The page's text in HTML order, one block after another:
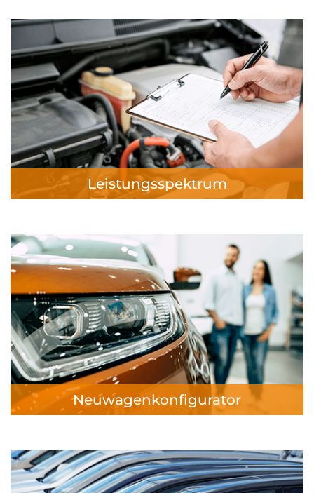
Leistungsspektrum
Neuwagenkonfigurator